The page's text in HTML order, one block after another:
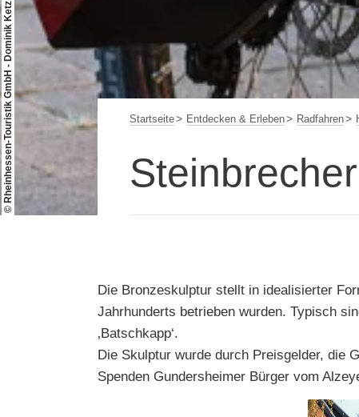
© Rheinhessen-Touristik GmbH - Dominik Ketz Startseite Entdecken & Erleben Radfahren
Steinbrecher
Die Bronzeskulptur stellt in idealisierter
Jahrhunderts betrieben wurden. Typisch
‚Batschkapp‘.
Die Skulptur wurde durch Preisgelder, die
Spenden Gundersheimer Bürger vom